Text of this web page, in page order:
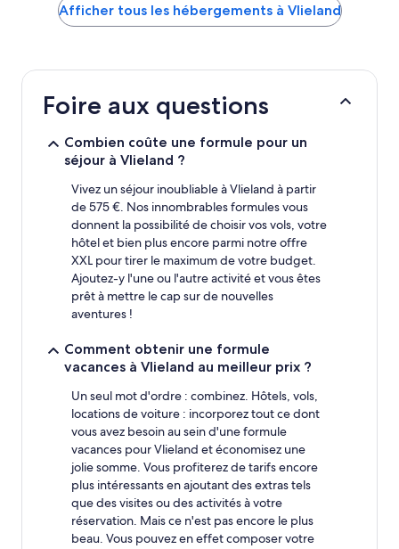
des
heures
2 adultes.
susceptibles
conditions
supplémentaires
s’appliquer.
Afficher tous les hébergements à Vlieland
Foire aux questions
Combien coûte une formule pour un
séjour à Vlieland ?
Vivez un séjour inoubliable à Vlieland à partir
de 575 €. Nos innombrables formules vous
donnent la possibilité de choisir vos vols, votre
hôtel et bien plus encore parmi notre offre
XXL pour tirer le maximum de votre budget.
Ajoutez-y l'une ou l'autre activité et vous êtes
prêt à mettre le cap sur de nouvelles
aventures !
Comment obtenir une formule
vacances à Vlieland au meilleur prix ?
Un seul mot d'ordre : combinez. Hôtels, vols,
locations de voiture : incorporez tout ce dont
vous avez besoin au sein d'une formule
vacances pour Vlieland et économisez une
jolie somme. Vous profiterez de tarifs encore
plus intéressants en ajoutant des extras tels
que des visites ou des activités à votre
réservation. Mais ce n'est pas encore le plus
beau. Vous pouvez en effet composer votre